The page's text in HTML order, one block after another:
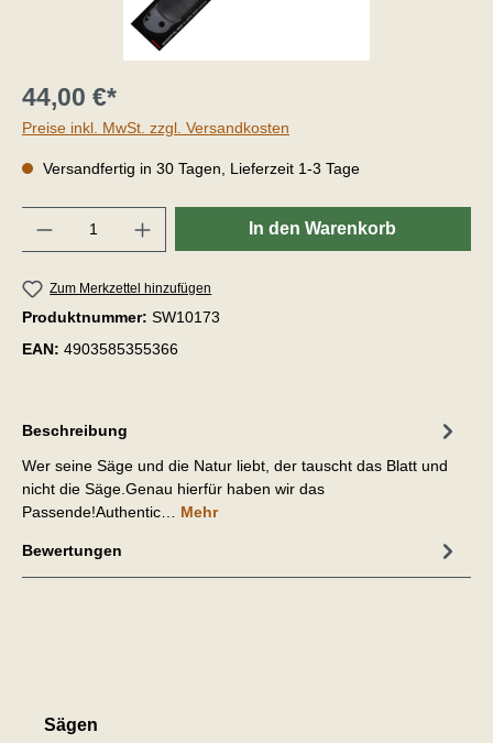
44,00 €*
Preise inkl. MwSt. zzgl. Versandkosten
Versandfertig in 30 Tagen, Lieferzeit 1-3 Tage
In den Warenkorb
Zum Merkzettel hinzufügen
Produktnummer: SW10173
EAN: 4903585355366
Beschreibung
Wer seine Säge und die Natur liebt, der tauscht das Blatt und
nicht die Säge.Genau hierfür haben wir das
Passende!Authentic… Mehr
Bewertungen
Sägen